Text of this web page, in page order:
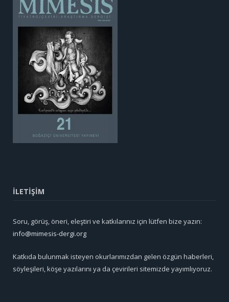
İLETİŞİM
Soru, görüş, öneri, eleştiri ve katkılarınız için lütfen bize yazın:
info@mimesis-dergi.org
Katkıda bulunmak isteyen okurlarımızdan gelen özgün haberleri,
söyleşileri, köşe yazılarını ya da çevirileri sitemizde yayımlıyoruz.